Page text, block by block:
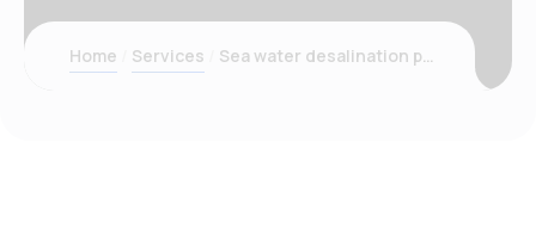
Home Services Sea water desalination plant